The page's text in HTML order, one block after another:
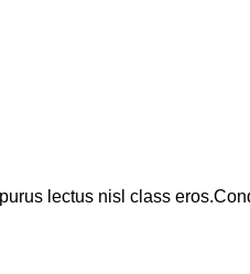
lectus nisl class